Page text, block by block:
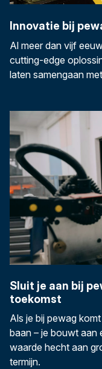
Innovatie bij
Al meer dan vijf
cutting-edge
laten samengaan
Sluit je aan bij
toekomst
Als je bij pewag
baan – je bouwt aan
waarde hecht aan
termijn.